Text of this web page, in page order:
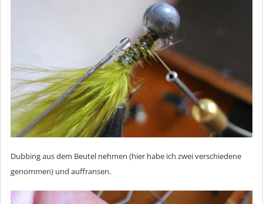
Dubbing aus dem Beutel nehmen (hier habe ich zwei verschiedene
genommen) und auffransen.